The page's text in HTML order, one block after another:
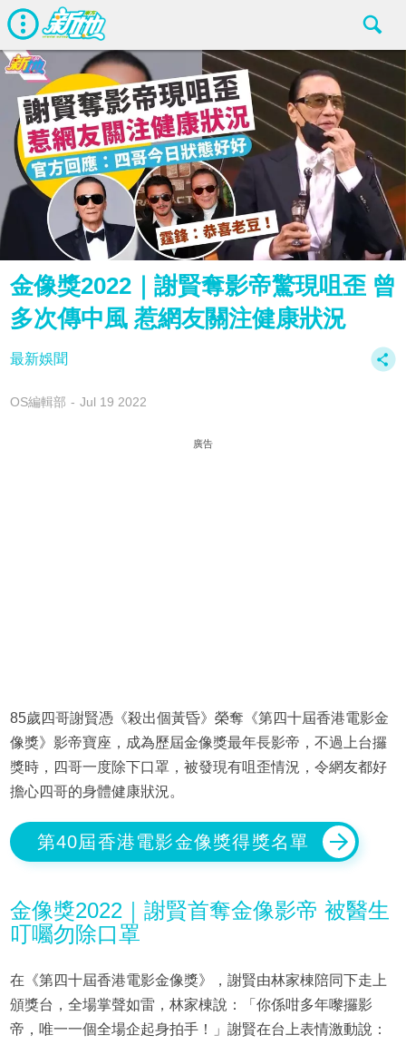
金像獎2022｜謝賢奪影帝驚現咀歪 曾
多次傳中風 惹網友關注健康狀況
最新娛聞
OS編輯部 Jul 19 2022
廣告
85歲四哥謝賢憑《殺出個黃昏》榮奪《第四十屆香港電影金
像獎》影帝寶座，成為歷屆金像獎最年長影帝，不過上台攞
獎時，四哥一度除下口罩，被發現有咀歪情況，令網友都好
擔心四哥的身體健康狀況。
第40屆香港電影金像獎得獎名單
金像獎2022｜謝賢首奪金像影帝 被醫生
叮囑勿除口罩
在《第四十屆香港電影金像獎》，謝賢由林家棟陪同下走上
頒獎台，全場掌聲如雷，林家棟說：「你係咁多年嚟攞影
帝，唯一一個全場企起身拍手！」謝賢在台上表情激動說：